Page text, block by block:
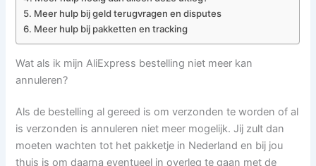
Meer hulp bij geld terugvragen en disputes
Meer hulp bij pakketten en tracking
Wat als ik mijn AliExpress bestelling niet meer kan
annuleren?
Als de bestelling al gereed is om verzonden te worden of al
is verzonden is annuleren niet meer mogelijk. Jij zult dan
moeten wachten tot het pakketje in Nederland en bij jou
thuis is om daarna eventueel in overleg te gaan met de